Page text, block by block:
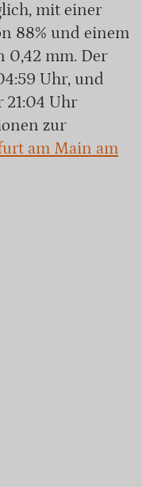
mit einer
88% und einem
0,42 mm. Der
Uhr, und
21:04 Uhr
zur
am Main am